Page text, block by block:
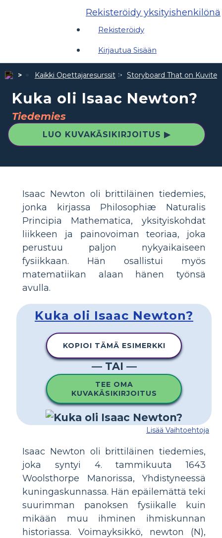
Rekisteröidy yksityishenkilönä
Rekisteröidy
Kirjautua Sisään
Kaikki Opettajaresurssit Storyboard That on
Kuka oli Isaac Newton?
Tiedemies
LUO KUVAKÄSIKIRJOITUS ▶
Isaac Newton oli brittiläinen tiedemies,
jonka kirjassa Philosophiæ Naturalis
Principia Mathematica, yksityiskohdat
liikkeen ja painovoiman teoriaa, joka
perustuu paljon nykyaikaiseen
fysiikkaan. Hän osallistui myös
matematiikan alaan hänen työnsä
avulla.
Kuka oli Isaac Newton?
KOPIOI TÄMÄ ESIMERKKI
— TAI —
TEE OMA
KUVAKÄSIKIRJOITUS
Lisää Vaihtoehtoja
Isaac Newton oli brittiläinen tiedemies,
joka syntyi 4. tammikuuta 1643
Woolsthorpe Manorissa, Yhdistyneessä
kuningaskunnassa. Hän epäilemättä teki
suurimman panoksen fysiikalle kuin
mikään muu ihminen ihmiskunnan
historiassa. Voimayksikkö, newton (N),